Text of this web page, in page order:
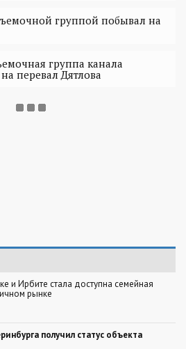
группой побывал на
группа канала
перевал Дятлова
и Ирбите стала доступна семейная
рынке
получил статус объекта